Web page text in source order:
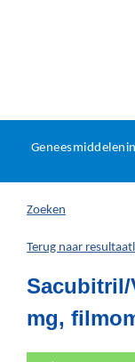
U
hier:
Zoeken
Terug naar
Sacubitril/
mg,